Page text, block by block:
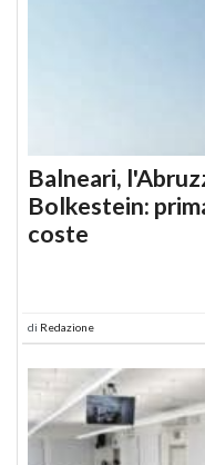
Balneari,
Bolkestein:
coste
di Redazione